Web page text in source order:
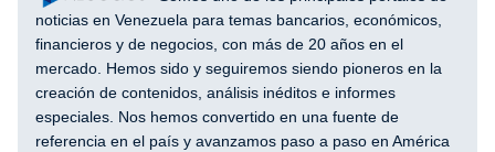
noticias en Venezuela para temas bancarios, económicos,
financieros y de negocios, con más de 20 años en el
mercado. Hemos sido y seguiremos siendo pioneros en la
creación de contenidos, análisis inéditos e informes
especiales. Nos hemos convertido en una fuente de
referencia en el país y avanzamos paso a paso en América